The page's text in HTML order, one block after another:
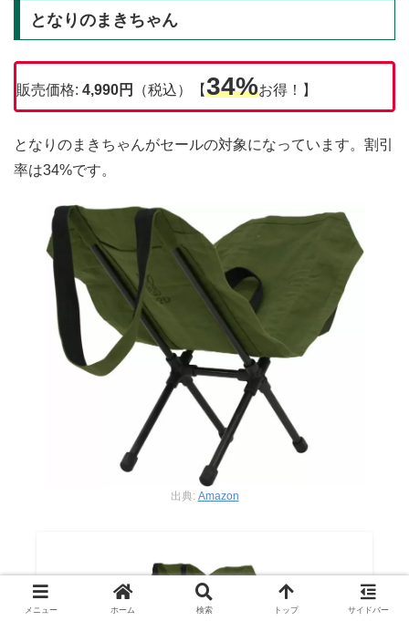
となりのまきちゃん
販売価格: 4,990円 （税込）【34%お得！】
となりのまきちゃんがセールの対象になっています。割引
率は34%です。
出典: Amazon
メニュー ホーム 検索 トップ サイドバー